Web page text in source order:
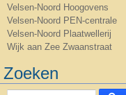
Velsen-Noord Hoogovens
Velsen-Noord PEN-centrale
Velsen-Noord Plaatwellerij
Wijk aan Zee Zwaanstraat
Zoeken